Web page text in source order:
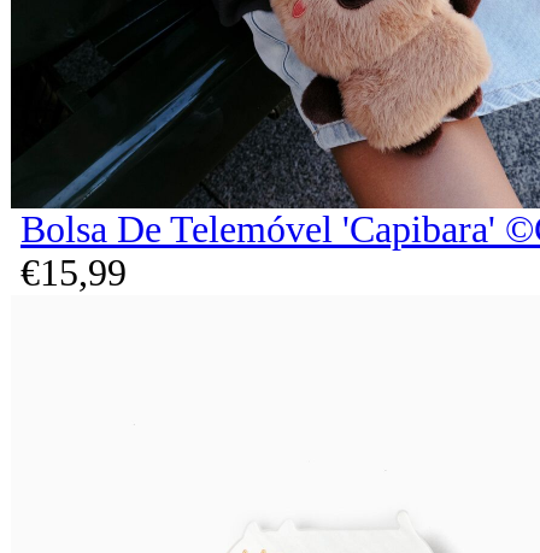
Bolsa De Telemóvel 'Capibara'
€15,99